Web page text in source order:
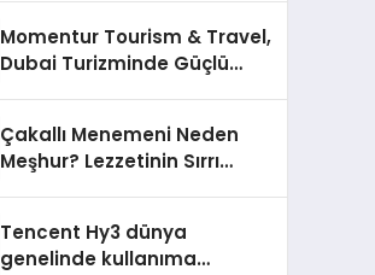
Momentur Tourism & Travel,
Dubai Turizminde Güçlü
Çakallı Menemeni Neden
Meşhur? Lezzetinin Sırrı
Tencent Hy3 dünya
genelinde kullanıma